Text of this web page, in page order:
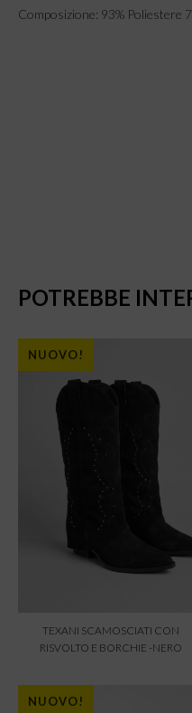
Composizione: 93% Poliestere
POTREBBE
NUOVO!
TEXANI SCAMOSCIATI CON
RISVOLTO E BORCHIE -NERO
NUOVO!